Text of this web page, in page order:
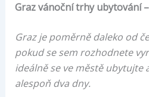
Graz vánoční trhy ubytování
Graz je poměrně daleko od
pokud se sem rozhodnete
ideálně se ve městě ubytujte
alespoň dva dny.